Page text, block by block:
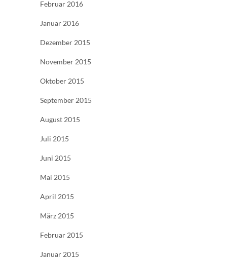
Februar 2016
Januar 2016
Dezember 2015
November 2015
Oktober 2015
September 2015
August 2015
Juli 2015
Juni 2015
Mai 2015
April 2015
März 2015
Februar 2015
Januar 2015